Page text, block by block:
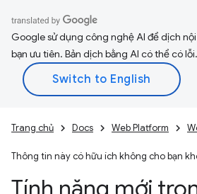
Google sử dụng công nghệ AI để dịch
bạn ưu tiên. Bản dịch bằng AI có thể có lỗi.
Trang chủ Docs Web Platform
Thông tin này có hữu ích không cho bạn
Tính năng mới